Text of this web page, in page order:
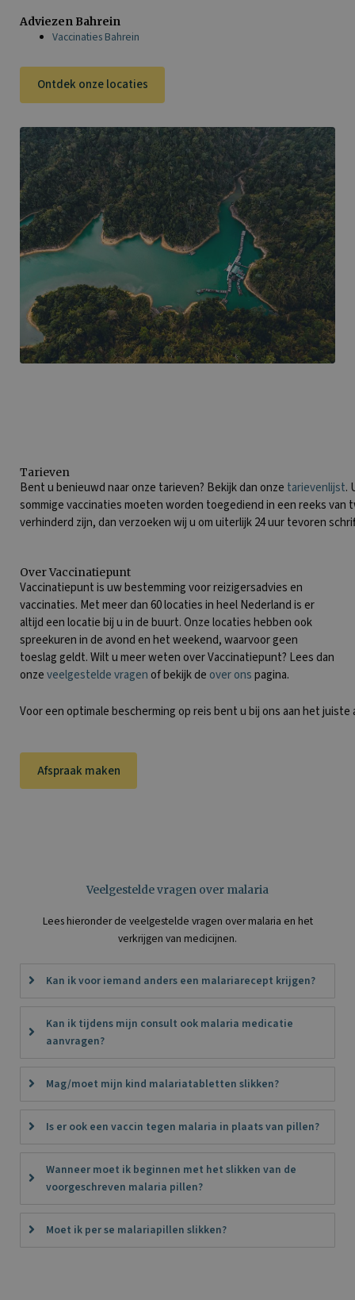
Adviezen Bahrein
Vaccinaties Bahrein
Ontdek onze locaties
Tarieven
Bent u benieuwd naar onze tarieven? Bekijk dan onze tarievenlijst.
sommige vaccinaties moeten worden toegediend in een reeks
verhinderd zijn, dan verzoeken wij u om uiterlijk 24 uur tevoren
Over Vaccinatiepunt
Vaccinatiepunt is uw bestemming voor reizigersadvies en
vaccinaties. Met meer dan 60 locaties in heel Nederland is er
altijd een locatie bij u in de buurt. Onze locaties hebben ook
spreekuren in de avond en het weekend, waarvoor geen
toeslag geldt. Wilt u meer weten over Vaccinatiepunt? Lees dan
onzeveelgestelde vragenof bekijk de over onspagina.
Voor een optimale bescherming op reis bent u bij ons aan het
Afspraak maken
Veelgestelde vragen over malaria
Lees hieronder de veelgestelde vragen over malaria en het
verkrijgen van medicijnen.
Kan ik voor iemand anders een malariarecept krijgen?
Kan ik tijdens mijn consult ook malaria medicatie
aanvragen?
Mag/moet mijn kind malariatabletten slikken?
Is er ook een vaccin tegen malaria in plaats van pillen?
Wanneer moet ik beginnen met het slikken van de
voorgeschreven malaria pillen?
Moet ik per se malariapillen slikken?